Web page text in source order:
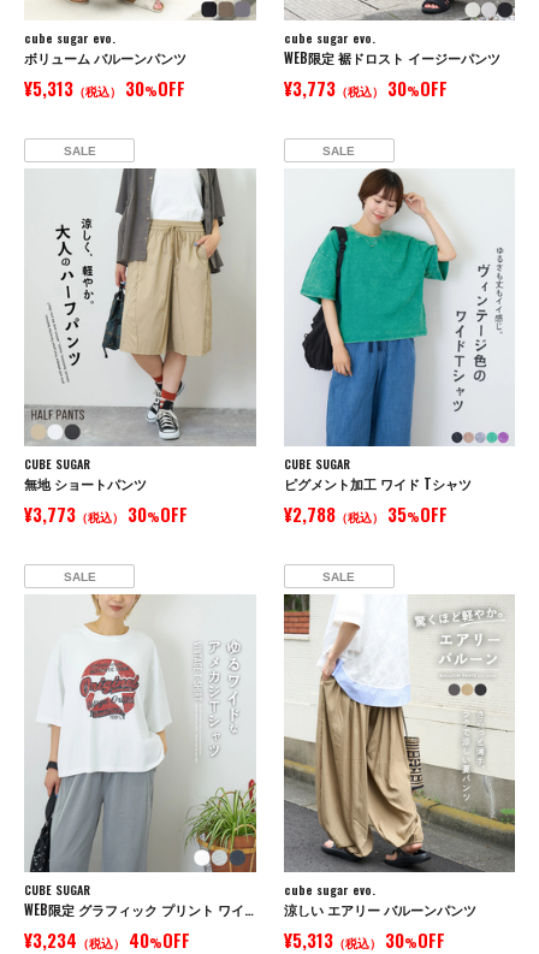
cube sugar evo.
ボリューム バルーンパンツ
¥5,313 （税込） 30%OFF
cube sugar evo.
WEB限定 裾ドロスト イージーパンツ
¥3,773（税込） 30%OFF
SALE
CUBE SUGAR
無地 ショートパンツ
¥3,773 （税込） 30%OFF
SALE
CUBE SUGAR
ピグメント加工 ワイド Tシャツ
¥2,788（税込） 35%OFF
SALE
CUBE SUGAR
WEB限定 グラフィック プリント ワイド Tシャツ
¥3,234 （税込） 40%OFF
SALE
cube sugar evo.
涼しい エアリー バルーンパンツ
¥5,313（税込） 30%OFF